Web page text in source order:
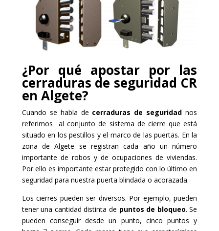
¿Por qué apostar por las
cerraduras de seguridad CR
en Algete?
Cuando se habla de cerraduras de seguridad nos
referimos al conjunto de sistema de cierre que está
situado en los pestillos y el marco de las puertas. En la
zona de Algete se registran cada año un número
importante de robos y de ocupaciones de viviendas.
Por ello es importante estar protegido con lo último en
seguridad para nuestra puerta blindada o acorazada.
Los cierres pueden ser diversos. Por ejemplo, pueden
tener una cantidad distinta de puntos de bloqueo. Se
pueden conseguir desde un punto, cinco puntos y